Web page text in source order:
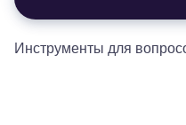
Инструменты для